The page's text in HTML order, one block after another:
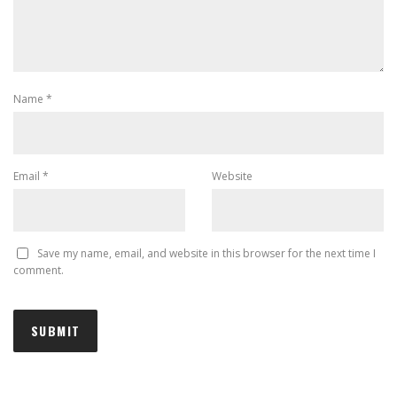
Name *
Email * Website
Save my name, email, and website in this browser for the next time I
comment.